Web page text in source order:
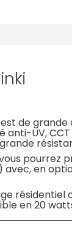
est de
anti-UV,
pourrez
avec, en
résidentiel
en 20